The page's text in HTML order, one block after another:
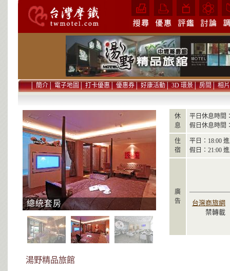
│簡介│電子地圖│打卡優惠│優惠券│好康活動│3D 環景│房間│相片
總統套房
湯野精品旅館
休
息
平日休息時間
假日休息時間
住
宿
平日：18:00
假日：21:00
廣
告
台灣商旅網
禁轉載